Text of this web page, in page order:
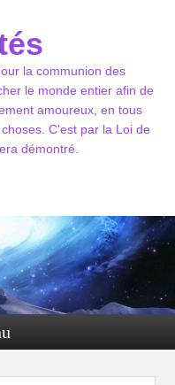
la communion des
le monde entier afin de
amoureux, en tous
C'est par la Loi de
démontré.